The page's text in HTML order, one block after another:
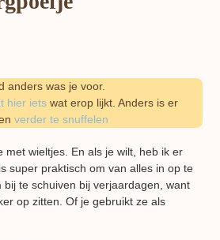
anders was je voor.
hier iets wat erop lijkt. Anders is er
verder te snuffelen
met wieltjes. En als je wilt, heb ik er
super praktisch om van alles in op te
bij te schuiven bij verjaardagen, want
op zitten. Of je gebruikt ze als